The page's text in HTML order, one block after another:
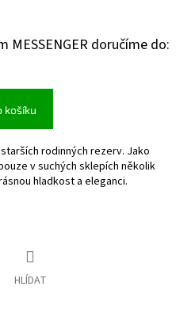
MESSENGER doručíme do:
košíku
rodinných rezerv. Jako
v suchých sklepích několik
hladkost a eleganci.
HLÍDAT